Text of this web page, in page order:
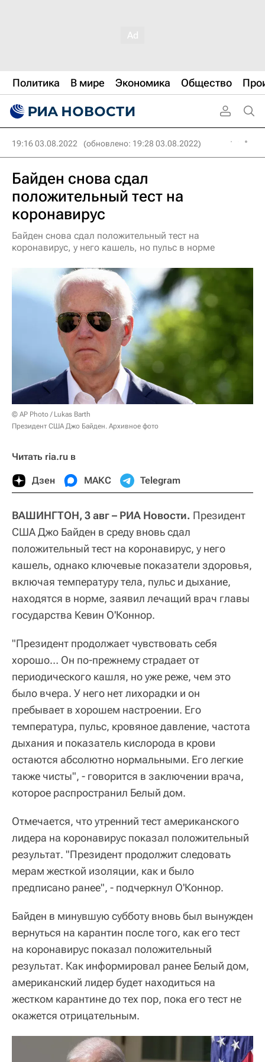
Политика В мире Экономика Общество
19:16 03.08.2022 (обновлено: 19:28 03.08.2022)
Байден снова сдал
положительный тест на
коронавирус
Байден снова сдал положительный тест на
коронавирус, у него кашель, но пульс в норме
© AP Photo / Lukas Barth
Президент США Джо Байден. Архивное фото
Читать ria.ru в
Дзен МАКС Telegram
ВАШИНГТОН, 3 авг – РИА Новости. Президент
США Джо Байден в среду вновь сдал
положительный тест на коронавирус, у него
кашель, однако ключевые показатели здоровья,
включая температуру тела, пульс и дыхание,
находятся в норме, заявил лечащий врач главы
государства Кевин О'Коннор.
"Президент продолжает чувствовать себя
хорошо… Он по-прежнему страдает от
периодического кашля, но уже реже, чем это
было вчера. У него нет лихорадки и он
пребывает в хорошем настроении. Его
температура, пульс, кровяное давление, частота
дыхания и показатель кислорода в крови
остаются абсолютно нормальными. Его легкие
также чисты", - говорится в заключении врача,
которое распространил Белый дом.
Отмечается, что утренний тест американского
лидера на коронавирус показал положительный
результат. "Президент продолжит следовать
мерам жесткой изоляции, как и было
предписано ранее", - подчеркнул О'Коннор.
Байден в минувшую субботу вновь был вынужден
вернуться на карантин после того, как его тест
на коронавирус показал положительный
результат. Как информировал ранее Белый дом,
американский лидер будет находиться на
жестком карантине до тех пор, пока его тест не
окажется отрицательным.